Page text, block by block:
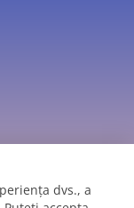
dvs., a